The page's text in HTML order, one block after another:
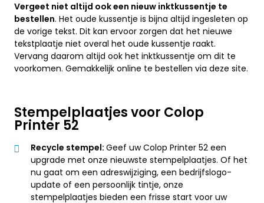
Vergeet niet altijd ook een nieuw inktkussentje te
bestellen. Het oude kussentje is bijna altijd ingesleten op
de vorige tekst. Dit kan ervoor zorgen dat het nieuwe
tekstplaatje niet overal het oude kussentje raakt.
Vervang daarom altijd ook het inktkussentje om dit te
voorkomen. Gemakkelijk online te bestellen via deze site.
Stempelplaatjes voor Colop
Printer 52
Recycle stempel: Geef uw Colop Printer 52 een
upgrade met onze nieuwste stempelplaatjes. Of het
nu gaat om een adreswijziging, een bedrijfslogo-
update of een persoonlijk tintje, onze
stempelplaatjes bieden een frisse start voor uw